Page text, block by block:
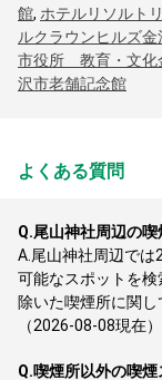
館, ホテルリソルト
ルクラウンヒルズ金
市役所 教育・文化
沢市老舗記念館
よくある質問
Q.尾山神社周辺の
A. 尾山神社周辺では
可能なスポットを
除いた喫煙所に関
（2026-08-08現在）
Q.喫煙所以外の喫